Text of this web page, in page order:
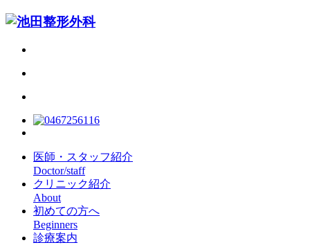
医師・スタッフ紹介
Doctor/staff
クリニック紹介
About
初めての方へ
Beginners
診療案内